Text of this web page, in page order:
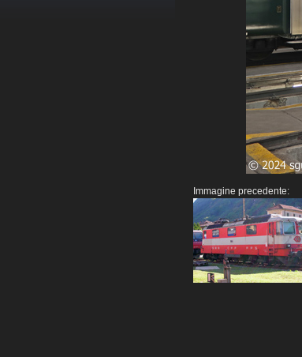
Immagine precedente: